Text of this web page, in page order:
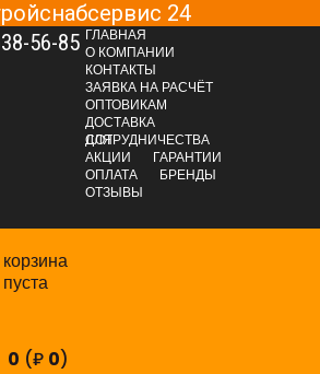
24
56-85 ГЛАВНАЯ
О КОМПАНИИ
КОНТАКТЫ
ЗАЯВКА НА РАСЧЁТ
ОПТОВИКАМ
ДОСТАВКА
ДЛЯ СОТРУДНИЧЕСТВА
АКЦИИ
ГАРАНТИИ
ОПЛАТА
БРЕНДЫ
ОТЗЫВЫ
корзина
пуста
0 (₽ 0)
ЭЛЕКТРИКА
продукция
и проводам
и гильзы, соединители
для проводов
Е4009 4мм2 с изолированным фланцем